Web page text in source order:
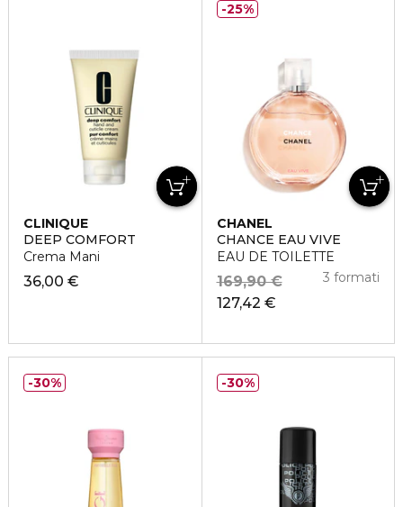
CLINIQUE
DEEP COMFORT
Crema Mani
36,00 €
CHANEL
CHANCE EAU VIVE
EAU DE TOILETTE
127,42 €
169,90 € 3 formati
25%
30% 30%